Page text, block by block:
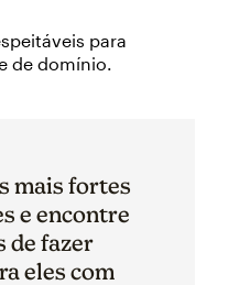
para
de domínio.
mais fortes
e encontre
de fazer
eles com